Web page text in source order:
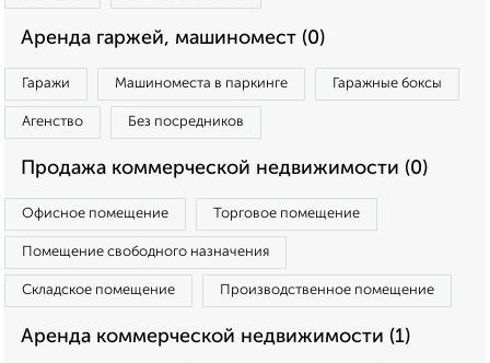
Аренда гаржей, машиномест (0)
Гаражи Машиноместа в паркинге Гаражные боксы
Агенство Без посредников
Продажа коммерческой недвижимости (0)
Офисное помещение Торговое помещение
Помещение свободного назначения
Складское помещение Производственное помещение
Аренда коммерческой недвижимости (1)